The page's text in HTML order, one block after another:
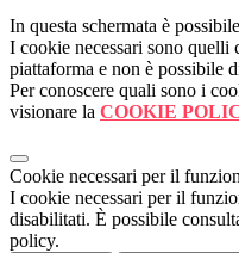
In questa schermata è
I cookie necessari sono quelli
piattaforma e non è possibile
Per conoscere quali sono i
visionare la COOKIE
Cookie necessari per il
I cookie necessari per il
disabilitati. È possibile
policy.